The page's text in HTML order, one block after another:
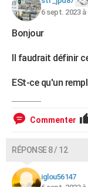
6 sept. 2023 à
Bonjour
Il faudrait définir
ESt-ce qu'un
Commenter
RÉPONSE 8 / 12
iglou56147